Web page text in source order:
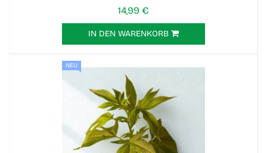
14,99 €
IN DEN WARENKORB
NEU